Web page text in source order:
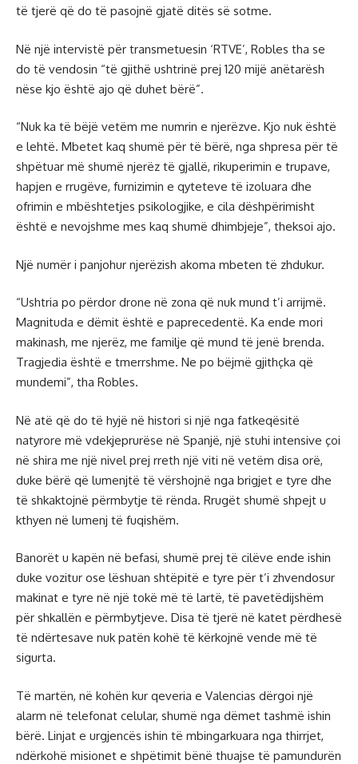
të tjerë që do të pasojnë gjatë ditës së sotme.
Në një intervistë për transmetuesin ‘RTVE’, Robles tha se
do të vendosin “të gjithë ushtrinë prej 120 mijë anëtarësh
nëse kjo është ajo që duhet bërë”.
“Nuk ka të bëjë vetëm me numrin e njerëzve. Kjo nuk është
e lehtë. Mbetet kaq shumë për të bërë, nga shpresa për të
shpëtuar më shumë njerëz të gjallë, rikuperimin e trupave,
hapjen e rrugëve, furnizimin e qyteteve të izoluara dhe
ofrimin e mbështetjes psikologjike, e cila dëshpërimisht
është e nevojshme mes kaq shumë dhimbjeje”, theksoi ajo.
Një numër i panjohur njerëzish akoma mbeten të zhdukur.
“Ushtria po përdor drone në zona që nuk mund t’i arrijmë.
Magnituda e dëmit është e paprecedentë. Ka ende mori
makinash, me njerëz, me familje që mund të jenë brenda.
Tragjedia është e tmerrshme. Ne po bëjmë gjithçka që
mundemi”, tha Robles.
Në atë që do të hyjë në histori si një nga fatkeqësitë
natyrore më vdekjeprurëse në Spanjë, një stuhi intensive çoi
në shira me një nivel prej rreth një viti në vetëm disa orë,
duke bërë që lumenjtë të vërshojnë nga brigjet e tyre dhe
të shkaktojnë përmbytje të rënda. Rrugët shumë shpejt u
kthyen në lumenj të fuqishëm.
Banorët u kapën në befasi, shumë prej të cilëve ende ishin
duke vozitur ose lëshuan shtëpitë e tyre për t’i zhvendosur
makinat e tyre në një tokë më të lartë, të pavetëdijshëm
për shkallën e përmbytjeve. Disa të tjerë në katet përdhesë
të ndërtesave nuk patën kohë të kërkojnë vende më të
sigurta.
Të martën, në kohën kur qeveria e Valencias dërgoi një
alarm në telefonat celular, shumë nga dëmet tashmë ishin
bërë. Linjat e urgjencës ishin të mbingarkuara nga thirrjet,
ndërkohë misionet e shpëtimit bënë thuajse të pamundurën